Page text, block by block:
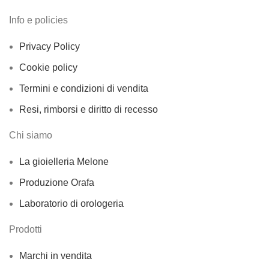
Info e policies
Privacy Policy
Cookie policy
Termini e condizioni di vendita
Resi, rimborsi e diritto di recesso
Chi siamo
La gioielleria Melone
Produzione Orafa
Laboratorio di orologeria
Prodotti
Marchi in vendita